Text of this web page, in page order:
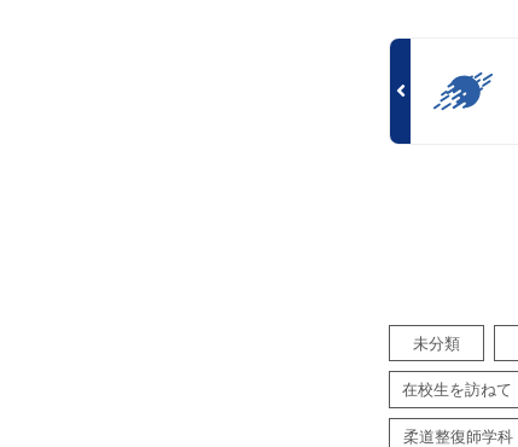
未分類
在校生を訪ねて
柔道整復師学科